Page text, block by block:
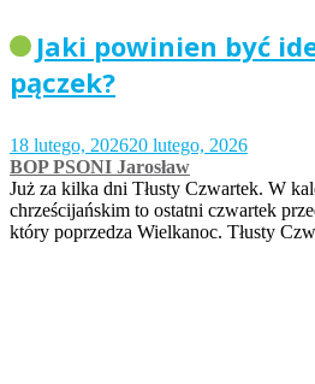
Jaki powinien być
pączek?
18 lutego, 202620 lutego, 2026
BOP PSONI Jarosław
Już za kilka dni Tłusty Czwartek. W
chrześcijańskim to ostatni czwartek
który poprzedza Wielkanoc. Tłusty